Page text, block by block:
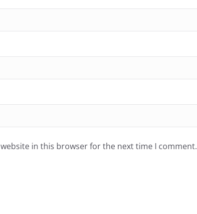
in this browser for the next time I comment.